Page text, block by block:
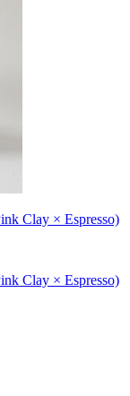
Clay × Espresso)
Clay × Espresso)